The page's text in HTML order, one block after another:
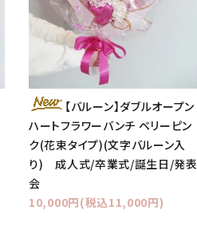
【バルーン】ダブルオープン
ハートフラワーバンチ ベリーピン
ク(花束タイプ)(文字バルーン入
り) 成人式/卒業式/誕生日/発表
会
10,000円(税込11,000円)